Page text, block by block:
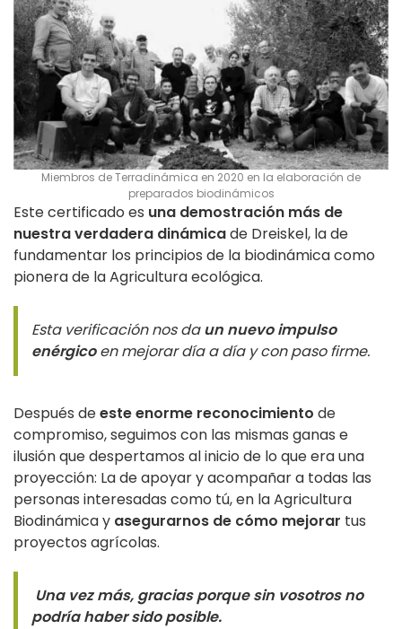
Miembros de Terradinámica en 2020 en la elaboración de
preparados biodinámicos
Este certificado es una demostración más de
nuestra verdadera dinámicade Dreiskel, la de
fundamentar los principios de la biodinámica como
pionera de la Agricultura ecológica.
Esta verificación nos daun nuevo impulso
enérgicoen mejorar día a día y con paso firme.
Después deeste enorme reconocimiento de
compromiso, seguimos con las mismas ganas e
ilusión que despertamos al inicio de lo que era una
proyección: La de apoyar y acompañar a todas las
personas interesadas como tú, en la Agricultura
Biodinámica y asegurarnos de cómo mejorar tus
proyectos agrícolas.
Una vez más, gracias porque sin vosotros no
podría haber sido posible.